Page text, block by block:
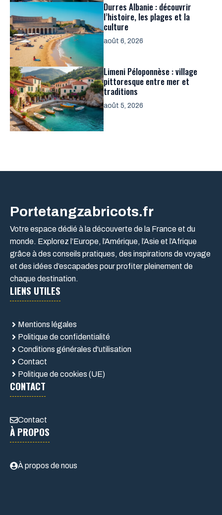
Durres Albanie : découvrir
l’histoire, les plages et la
culture
août 6, 2026
Limeni Péloponnèse : village
pittoresque entre mer et
traditions
août 5, 2026
Portetangzabricots.fr
Votre espace dédié à la découverte de la France et du
monde. Explorez l’Europe, l’Amérique, l’Asie et l’Afrique
grâce à des conseils pratiques, des inspirations de voyage
et des idées d’escapades pour profiter pleinement de
chaque destination.
LIENS UTILES
Mentions légales
Politique de confidentialité
Conditions générales d'utilisation
Contact
Politique de cookies (UE)
CONTACT
Contact
À PROPOS
À propos de nous